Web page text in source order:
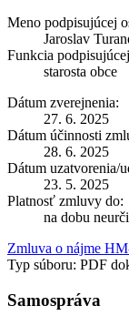
Meno podpisujúcej
Jaroslav
Funkcia
starosta obce
Dátum zverejnenia:
27. 6. 2025
Dátum účinnosti
28. 6. 2025
Dátum uzatvorenia/
23. 5. 2025
Platnosť zmluvy do:
na dobu
Zmluva o nájme
Typ súboru: PDF
Samospráva